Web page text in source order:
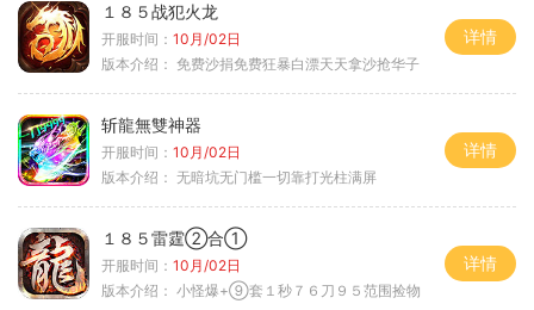
１８５战犯火龙
开服时间： 10月/02日
版本介绍： 免费沙捐免费狂暴白漂天天拿沙抢华子
详情
斩龍無雙神器
开服时间： 10月/02日
版本介绍： 无暗坑无门槛一切靠打光柱满屏
详情
１８５雷霆②合①
开服时间： 10月/02日
版本介绍： 小怪爆+⑨套１秒７６刀９５范围捡物
详情